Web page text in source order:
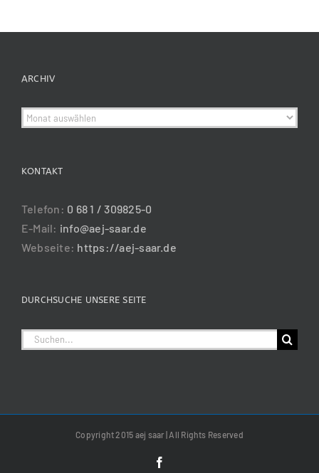
ARCHIV
Archiv
KONTAKT
Telefon: 0 68 1 / 309825-0
E-Mail: info@aej-saar.de
Webseite: https://aej-saar.de
DURCHSUCHE UNSERE SEITE
Suche
Copyright 2015 aej saar | All Rights Reserved